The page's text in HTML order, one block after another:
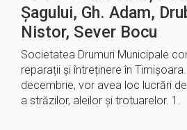
Șagului, Gh. Adam,
Nistor, Sever Bocu
Societatea Drumuri Municipale
reparații și întreținere în
decembrie, vor avea loc lucrări
a străzilor, aleilor și